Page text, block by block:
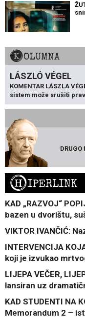
KOLUMNA
LÁSZLÓ VÉGEL
KOMENTAR LÁSZLA
sistem može srušiti
HIPERLINK
KAD „RAZVOJ“
bazen u dvorištu,
VIKTOR IVANČIĆ:
INTERVENCIJA
koji je izvukao
LIJEPA VEČER,
lansiran uz
KAD STUDENTI NA
Memorandum 2 –